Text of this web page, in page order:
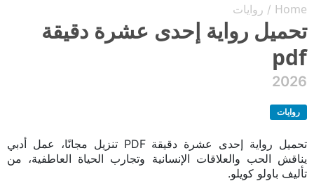
Home
/ روايات
تحميل رواية إحدى عشرة دقيقة
pdf
2026
روايات
تحميل رواية إحدى عشرة دقيقة PDF تنزيل مجانًا، عمل أدبي
يناقش الحب والعلاقات الإنسانية وتجارب الحياة العاطفية، من
تأليف باولو كويلو.